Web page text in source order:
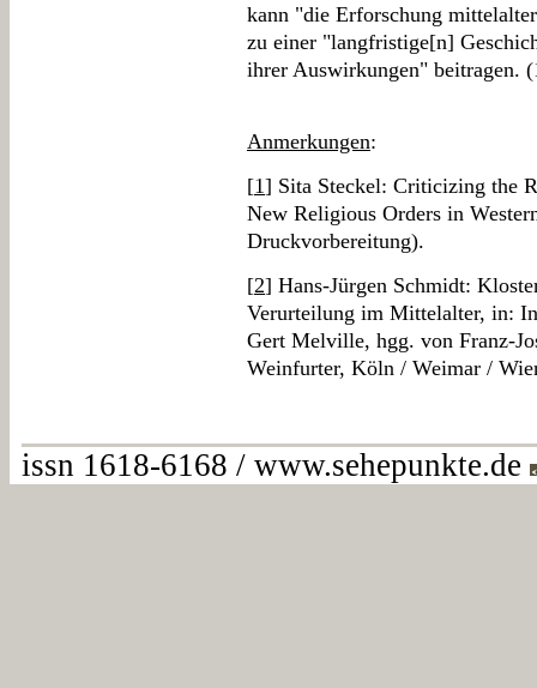
kann "die Erforschung
zu einer "langfristige[n]
ihrer Auswirkungen" beitragen.
Anmerkungen:
[1] Sita Steckel: Criticizing the
New Religious Orders in
Druckvorbereitung).
[2] Hans-Jürgen Schmidt:
Verurteilung im Mittelalter, in:
Gert Melville, hgg. von Franz-
Weinfurter, Köln / Weimar /
issn 1618-6168 / www.sehepunkte.de